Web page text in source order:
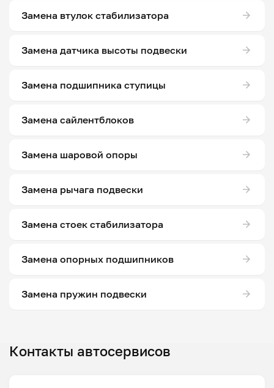
Замена втулок стабилизатора
Замена датчика высоты подвески
Замена подшипника ступицы
Замена сайлентблоков
Замена шаровой опоры
Замена рычага подвески
Замена стоек стабилизатора
Замена опорных подшипников
Замена пружин подвески
Контакты автосервисов